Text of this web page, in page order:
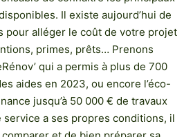
Il existe aujourd’hui de
pour alléger le coût de votre projet
primes, prêts… Prenons
qui a permis à plus de 700
aides en 2023, ou encore l’éco-
jusqu’à 50 000 € de travaux
service a ses propres conditions, il